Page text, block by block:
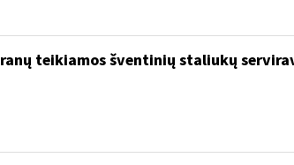
teikiamos šventinių staliukų